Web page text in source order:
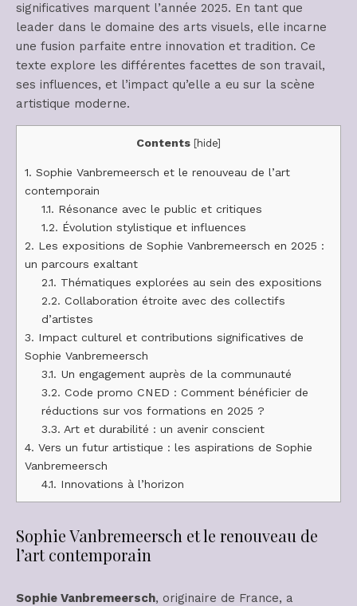
significatives marquent l’année 2025. En tant que
leader dans le domaine des arts visuels, elle incarne
une fusion parfaite entre innovation et tradition. Ce
texte explore les différentes facettes de son travail,
ses influences, et l’impact qu’elle a eu sur la scène
artistique moderne.
Contents [hide]
1. Sophie Vanbremeersch et le renouveau de l’art
contemporain
1.1. Résonance avec le public et critiques
1.2. Évolution stylistique et influences
2. Les expositions de Sophie Vanbremeersch en 2025 :
un parcours exaltant
2.1. Thématiques explorées au sein des expositions
2.2. Collaboration étroite avec des collectifs
d’artistes
3. Impact culturel et contributions significatives de
Sophie Vanbremeersch
3.1. Un engagement auprès de la communauté
3.2. Code promo CNED : Comment bénéficier de
réductions sur vos formations en 2025 ?
3.3. Art et durabilité : un avenir conscient
4. Vers un futur artistique : les aspirations de Sophie
Vanbremeersch
4.1. Innovations à l’horizon
Sophie Vanbremeersch et le renouveau de
l’art contemporain
Sophie Vanbremeersch, originaire de France, a